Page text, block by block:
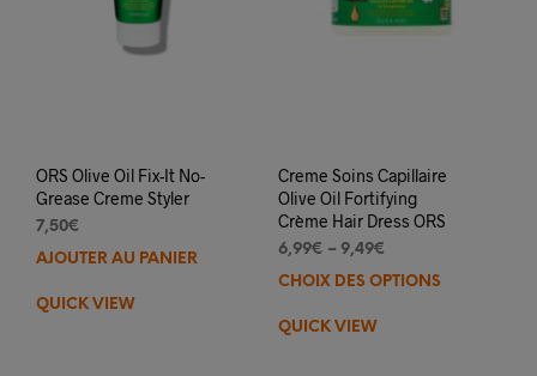
ORS Olive Oil Fix-It No-
Grease Creme Styler
7,50€
AJOUTER AU PANIER
QUICK VIEW
Creme Soins Capillaire
Olive Oil Fortifying
Crème Hair Dress ORS
6,99€ – 9,49€
CHOIX DES OPTIONS
QUICK VIEW